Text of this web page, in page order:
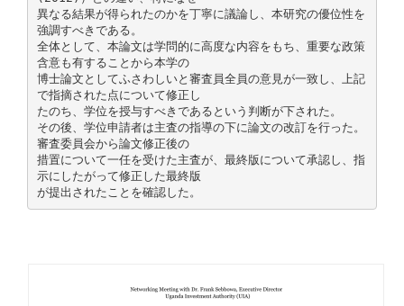
異なる結果が得られたのかを丁寧に議論し、本研究の優位性を
強調すべきである。
全体として、本論文は学問的に高度な内容をもち、重要な政策
含意も有することから本学の
博士論文としてふさわしいと審査員全員の意見が一致し、上記
で指摘された点について修正し
たのち、学位を授与すべきであるという判断が下された。
その後、学位申請者は主査の指導の下に論文の改訂を行った。
審査委員会から論文修正後の
措置について一任を受けた主査が、最終版について承認し、指
示にしたがって修正した最終版